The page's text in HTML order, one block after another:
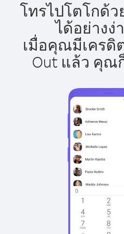
โทรไปโตโกด้ว
ได้อย่างง่
เมื่อคุณมีเครดิ
Out แล้ว คุณ